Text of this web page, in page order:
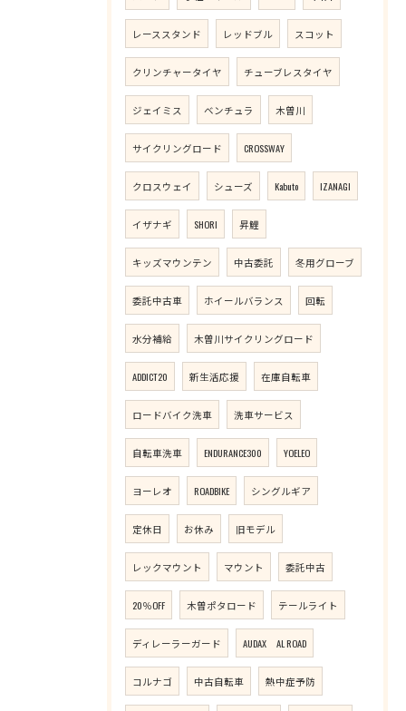
レーススタンド レッドブル スコット
クリンチャータイヤ チューブレスタイヤ
ジェイミス ベンチュラ 木曽川
サイクリングロード CROSSWAY
クロスウェイ シューズ Kabuto IZANAGI
イザナギ SHORI 昇鯉
キッズマウンテン 中古委託 冬用グローブ
委託中古車 ホイールバランス 回転
水分補給 木曽川サイクリングロード
ADDICT20 新生活応援 在庫自転車
ロードバイク洗車 洗車サービス
自転車洗車 ENDURANCE300 YOELEO
ヨーレオ ROADBIKE シングルギア
定休日 お休み 旧モデル
レックマウント マウント 委託中古
20％OFF 木曽ポタロード テールライト
ディレーラーガード AUDAX AL ROAD
コルナゴ 中古自転車 熱中症予防